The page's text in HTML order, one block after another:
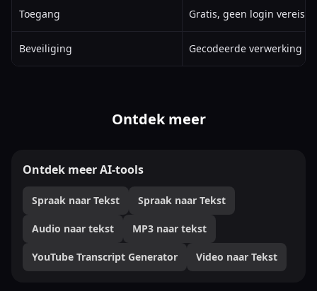
Toegang Gratis, geen login vereist
Beveiliging Gecodeerde verwerking
Ontdek meer
Ontdek meer AI-tools
Spraak naar Tekst Spraak naar Tekst
Audio naar tekst MP3 naar tekst
YouTube Transcript Generator Video naar Tekst